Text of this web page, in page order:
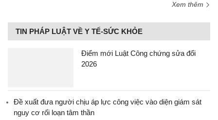
Xem thêm
TIN PHÁP LUẬT VỀ Y TẾ-SỨC KHỎE
Điểm mới Luật Công chứng sửa đổi
2026
Đề xuất đưa người chịu áp lực công việc vào diện giám sát
nguy cơ rối loạn tâm thần